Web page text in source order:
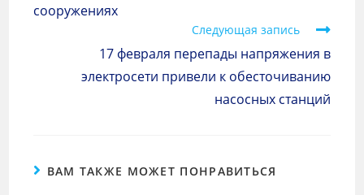
сооружениях
Следующая запись
17 февраля перепады напряжения в
электросети привели к обесточиванию
насосных станций
ВАМ ТАКЖЕ МОЖЕТ ПОНРАВИТЬСЯ